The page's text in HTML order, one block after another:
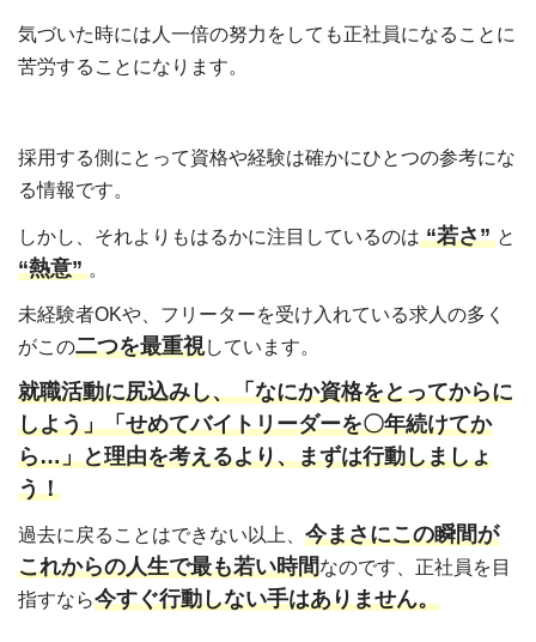
気づいた時には人一倍の努力をしても正社員になることに
苦労することになります。
採用する側にとって資格や経験は確かにひとつの参考にな
る情報です。
しかし、それよりもはるかに注目しているのは“若さ”と
“熱意”。
未経験者OKや、フリーターを受け入れている求人の多く
がこの二つを最重視しています。
就職活動に尻込みし、「なにか資格をとってからに
しよう」「せめてバイトリーダーを〇年続けてか
ら…」と理由を考えるより、まずは行動しましょ
う！
過去に戻ることはできない以上、 今まさにこの瞬間が
これからの人生で最も若い時間なのです、正社員を目
指すなら今すぐ行動しない手はありません。